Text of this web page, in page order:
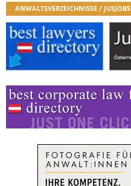
ANWALTSVERZEICHNISSE / JUSJOBS